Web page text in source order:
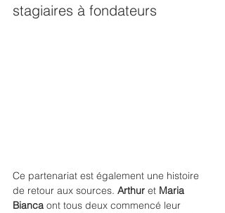
stagiaires à fondateurs
Ce partenariat est également une histoire
de retour aux sources. Arthur et Maria
Bianca ont tous deux commencé leur